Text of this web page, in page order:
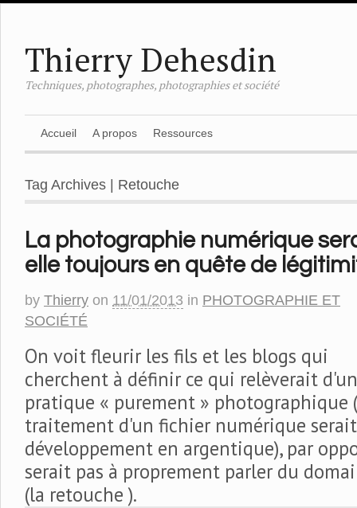
Thierry Dehesdin
Techniques, photographes, photographies et société
Accueil A propos Ressources
Tag Archives | Retouche
La photographie numérique
elle toujours en quête de
by Thierry on 11/01/2013 in PHOTOGRAPHIE ET
SOCIÉTÉ
On voit fleurir les fils et les blogs qui
cherchent à définir ce qui relèverait
pratique « purement » photographique
traitement d'un fichier numérique
développement en argentique), par
serait pas à proprement parler du
(la retouche ).